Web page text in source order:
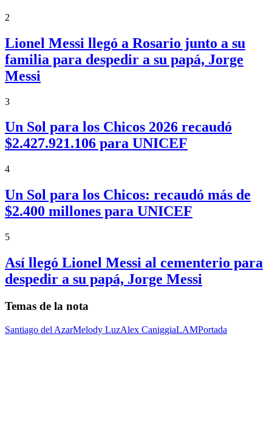
2
Lionel Messi llegó a Rosario junto a su
familia para despedir a su papá, Jorge
Messi
3
Un Sol para los Chicos 2026 recaudó
$2.427.921.106 para UNICEF
4
Un Sol para los Chicos: recaudó más de
$2.400 millones para UNICEF
5
Así llegó Lionel Messi al cementerio para
despedir a su papá, Jorge Messi
Temas de la nota
Santiago del AzarMelody LuzAlex CaniggiaLAMPortada